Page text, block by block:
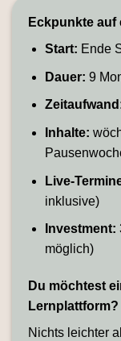
Eckpunkte auf
Start: Ende
Dauer: 9
Inhalte:
Live-
inklusive)
Investment:
möglich)
Du möchtest
Lernplattform?
Nichts leichter